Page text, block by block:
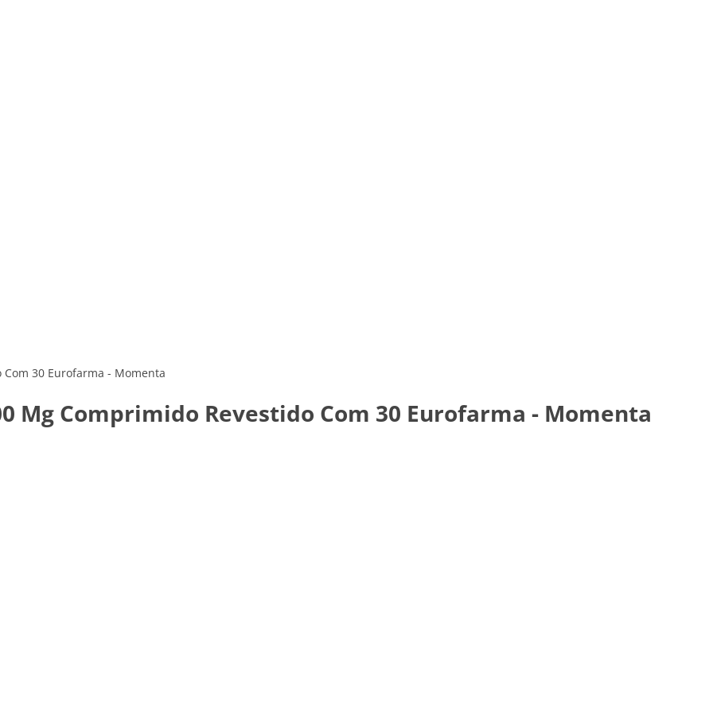
30 Eurofarma - Momenta
Mg Comprimido Revestido Com 30 Eurofarma - Momenta